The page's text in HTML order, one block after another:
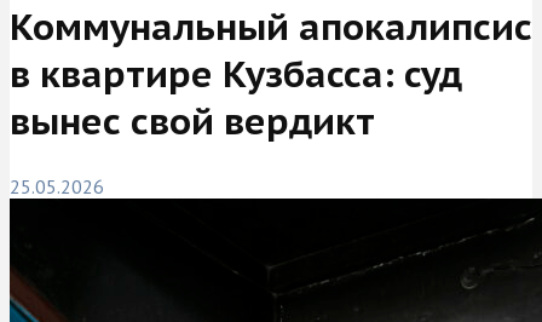
Коммунальный апокалипсис
в квартире Кузбасса: суд
вынес свой вердикт
25.05.2026